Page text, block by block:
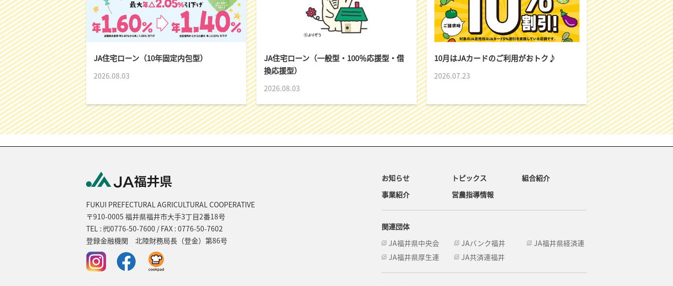
JA住宅ローン（10年固定内包型）
2026.08.03
JA住宅ローン（一般型・100％応援型・借
換応援型）
2026.08.03
10月はJAカードのご利用がおトク♪
2026.07.23
お知らせ トピックス
組合紹介
事業紹介
営農指導情報
関連団体
JA福井県中央会
JAバンク福井
JA福井県経済連
JA福井県厚生連
JA共済連福井
FUKUI PREFECTURAL AGRICULTURAL COOPERATIVE
〒910-0005 福井県福井市大手3丁目2番18号
TEL : ㈹0776-50-7600 / FAX : 0776-50-7602
登録金融機関 北陸財務局長（登金）第86号